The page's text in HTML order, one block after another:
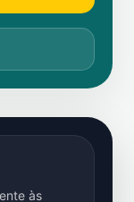
às